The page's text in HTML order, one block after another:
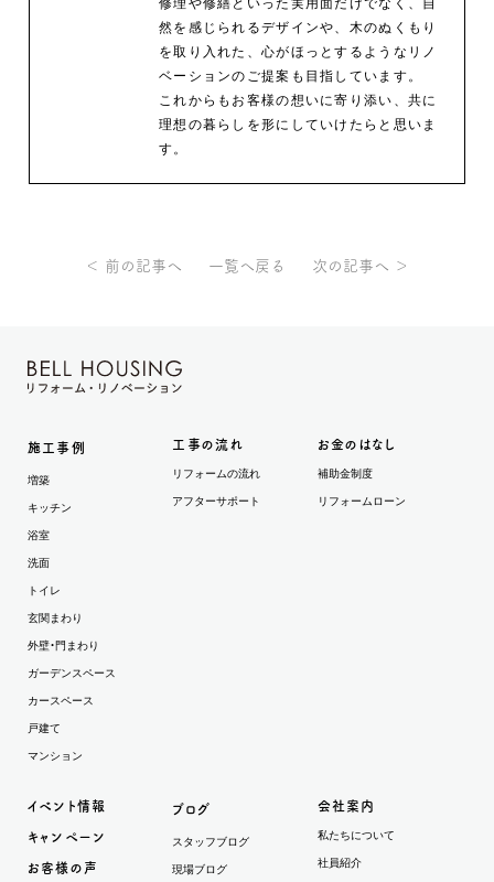
修理や修繕といった実用面だけでなく、自
然を感じられるデザインや、木のぬくもり
を取り入れた、心がほっとするようなリノ
ベーションのご提案も目指しています。
これからもお客様の想いに寄り添い、共に
理想の暮らしを形にしていけたらと思いま
す。
＜ 前の記事へ 一覧へ戻る 次の記事へ ＞
施工事例
増築
キッチン
浴室
洗面
トイレ
玄関まわり
外壁・門まわり
ガーデンスペース
カースペース
戸建て
マンション
工事の流れ
リフォームの流れ
アフターサポート
お金のはなし
補助金制度
リフォームローン
イベント情報
キャンペーン
お客様の声
ブログ
スタッフブログ
現場ブログ
会社案内
私たちについて
社員紹介